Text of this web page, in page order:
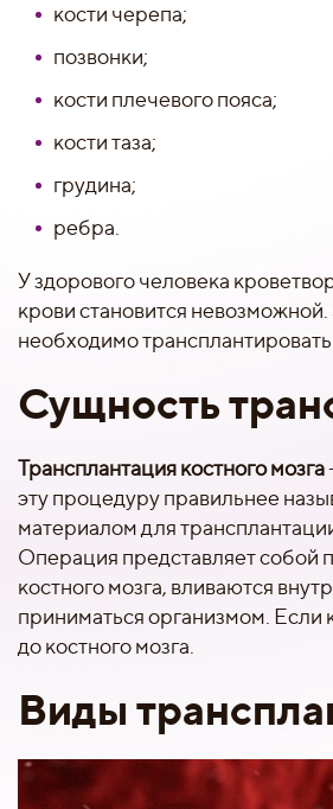
кости черепа;
позвонки;
кости плечевого пояса;
кости таза;
грудина;
ребра.
У здорового человека
крови становится
необходимо трансплантировать
Сущность
Трансплантация костного мозга
эту процедуру правильнее
материалом для
Операция представляет собой
костного мозга, вливаются
приниматься организмом. Если
до костного мозга.
Виды